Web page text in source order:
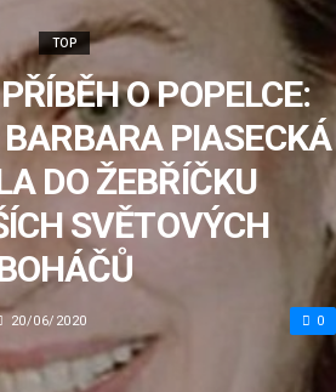
TOP
O POPELCE:
PIASECKÁ
DO ŽEBŘÍČKU
SVĚTOVÝCH
20/06/2020 0